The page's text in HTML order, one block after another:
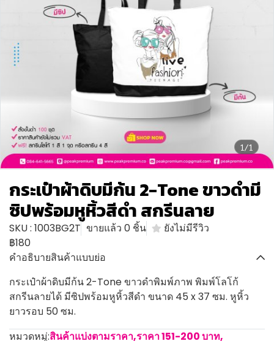
1/1
กระเป๋าผ้าดิบมีก้น 2-Tone ขาวดำมี
ซิปพร้อมหูหิ้วสีดำ สกรีนลาย
SKU : 1003BG2T ขายแล้ว 0 ชิ้น
ยังไม่มีรีวิว
฿180
คำอธิบายสินค้าแบบย่อ
กระเป๋าผ้าดิบมีก้น 2-Tone ขาวดำพิมพ์ภาพ พิมพ์โลโก้
สกรีนลายได้ มีซิปพร้อมหูหิ้วสีดำ ขนาด 45 x 37 ซม. หูหิ้ว
ยาวรอบ 50 ซม.
หมวดหมู่:สินค้าแบ่งตามราคา,ราคา 151-200 บาท,